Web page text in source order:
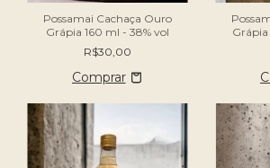
Possamai Cachaça Ouro
Grápia 160 ml - 38% vol
R$30,00